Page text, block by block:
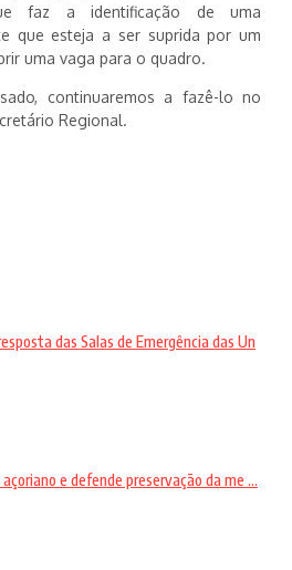
faz a identificação de uma
que esteja a ser suprida por um
uma vaga para o quadro.
continuaremos a fazê-lo no
Regional.
das Salas de Emergência das Un
e defende preservação da me ...